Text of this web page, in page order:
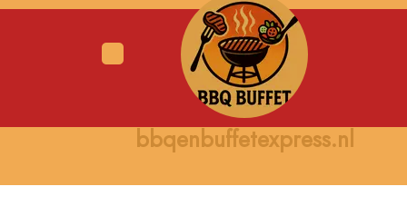
Skip
bbqenbuffetexpress.nl